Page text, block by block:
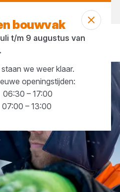
voor de winter
bouwvak
t/m 9 augustus van
we weer klaar.
openingstijden:
– 17:00
– 13:00